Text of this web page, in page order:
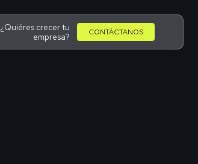
¿Quiéres crecer tu
empresa?
CONTÁCTANOS